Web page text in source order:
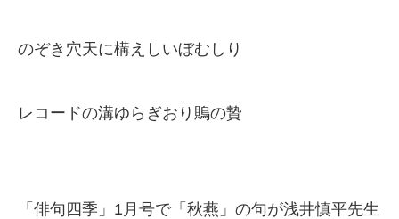
のぞき穴天に構えしいぼむしり
レコードの溝ゆらぎおり鵙の贄
「俳句四季」1月号で「秋燕」の句が浅井慎平先生